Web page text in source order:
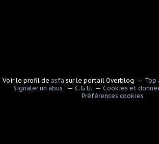
Voir le profil de asfa sur le portail Overblog Top
Signaler un abus
C.G.U.
Cookies et
Préférences cookies